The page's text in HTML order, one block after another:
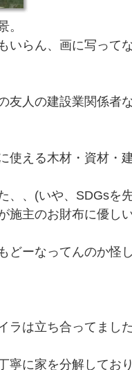
。
いらん、画に写って
友人の建設業関係者
使える木材・資材・
、、(いや、SDGsを
施主のお財布に優し
どーなってんのか怪
ラは立ち合ってまし
寧に家を分解してお